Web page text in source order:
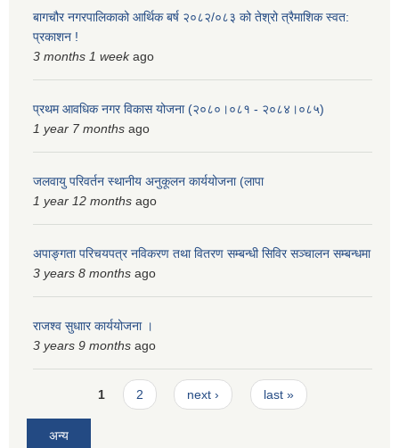
बागचौर नगरपालिकाको आर्थिक बर्ष २०८२/०८३ को तेश्रो त्रैमाशिक स्वत:
प्रकाशन !
3 months 1 weekago
प्रथम आवधिक नगर विकास योजना (२०८०।०८१ - २०८४।०८५)
1 year 7 months ago
जलवायु परिवर्तन स्थानीय अनुकूलन कार्ययोजना (लापा
1 year 12 months ago
अपाङ्गता परिचयपत्र नविकरण तथा वितरण सम्बन्धी सिविर सञ्चालन सम्बन्धमा
3 years 8 months ago
राजश्व सुधाार कार्ययोजना ।
3 years 9 months ago
Pages1 2 next › last »
अन्य